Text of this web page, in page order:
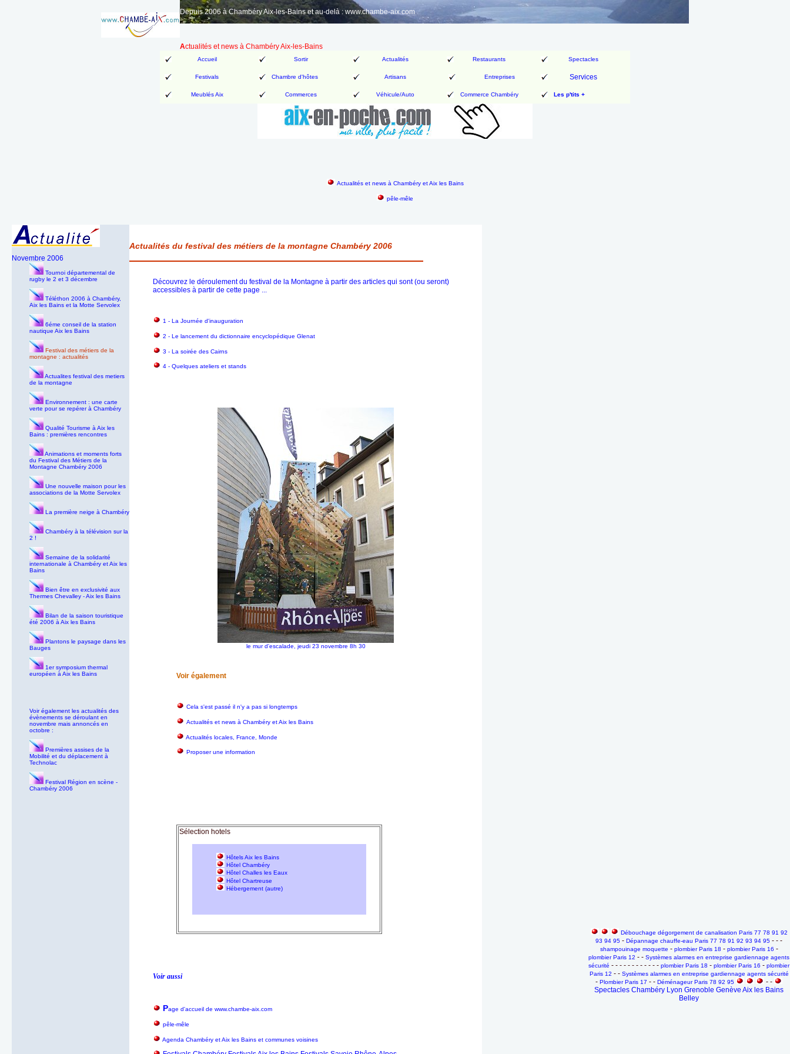
Depuis 2006 à Chambéry Aix-les-Bains et au-delà : www.chambe-aix.com
Actualités et news à Chambéry Aix-les-Bains
Accueil Sortir Actualités Restaurants Spectacles
Festivals Chambre d'hôtes Artisans Entreprises Services
Meublés Aix Commerces Véhicule/Auto Commerce Chambéry Les p'tits +
Actualités et news à Chambéry et Aix les Bains
pêle-mêle
Novembre 2006
Actualités du festival des métiers de la montagne Chambéry 2006
Tournoi départemental de
rugby le 2 et 3 décembre
Téléthon 2006 à Chambéry,
Aix les Bains et la Motte Servolex
6éme conseil de la station
nautique Aix les Bains
Festival des métiers de la
montagne : actualités
Actualites festival des metiers
de la montagne
Environnement : une carte
verte pour se repérer à Chambéry
Qualité Tourisme à Aix les
Bains : premières rencontres
Animations et moments forts
du Festival des Métiers de la
Montagne Chambéry 2006
Une nouvelle maison pour les
associations de la Motte Servolex
La première neige à Chambéry
Chambéry à la télévision sur la
2 !
Semaine de la solidarité
internationale à Chambéry et Aix les
Bains
Bien être en exclusivité aux
Thermes Chevalley - Aix les Bains
Bilan de la saison touristique
été 2006 à Aix les Bains
Plantons le paysage dans les
Bauges
1er symposium thermal
européen à Aix les Bains
Voir également les actualités des
évènements se déroulant en
novembre mais annoncés en
octobre :
Premières assises de la
Mobilité et du déplacement à
Technolac
Festival Région en scène -
Chambéry 2006
Découvrez le déroulement du festival de la Montagne à partir des articles qui sont (ou seront)
accessibles à partir de cette page ...
1 - La Journée d'inauguration
2 - Le lancement du dictionnaire encyclopédique Glenat
3 - La soirée des Cairns
4 - Quelques ateliers et stands
le mur d'escalade, jeudi 23 novembre 8h 30
Voir également
Cela s'est passé il n'y a pas si longtemps
Actualités et news à Chambéry et Aix les Bains
Actualités locales, France, Monde
Proposer une information
Sélection hotels
Hôtels Aix les Bains
Hôtel Chambéry
Hôtel Challes les Eaux
Hôtel Chartreuse
Hébergement (autre)
Voir aussi
Page d'accueil de www.chambe-aix.com
pêle-mêle
Agenda Chambéry et Aix les Bains et communes voisines
Débouchage dégorgement de canalisation Paris 77 78 91 92
93 94 95 - Dépannage chauffe-eau Paris 77 78 91 92 93 94 95 - - -
shampouinage moquette - plombier Paris 18 - plombier Paris 16 -
plombier Paris 12 - - Systèmes alarmes en entreprise gardiennage agents
sécurité - - - - - - - - - - - - plombier Paris 18 - plombier Paris 16 - plombier
Paris 12 - - Systèmes alarmes en entreprise gardiennage agents sécurité
- Plombier Paris 17 - - Déménageur Paris 78 92 95
- -
Spectacles Chambéry Lyon Grenoble Genève Aix les Bains
Belley